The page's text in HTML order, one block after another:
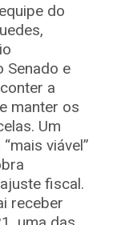
do
Senado e
a
manter os
Um
viável”
fiscal.
receber